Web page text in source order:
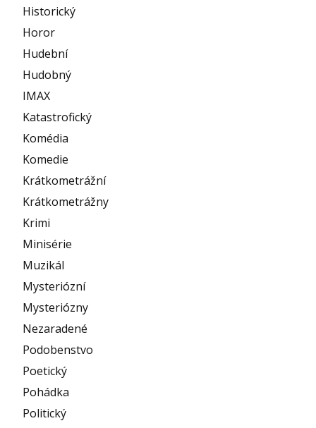
Historický
Horor
Hudební
Hudobný
IMAX
Katastrofický
Komédia
Komedie
Krátkometrážní
Krátkometrážny
Krimi
Minisérie
Muzikál
Mysteriózní
Mysteriózny
Nezaradené
Podobenstvo
Poetický
Pohádka
Politický